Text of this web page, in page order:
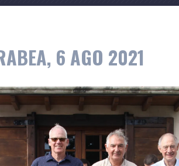
6 AGO 2021